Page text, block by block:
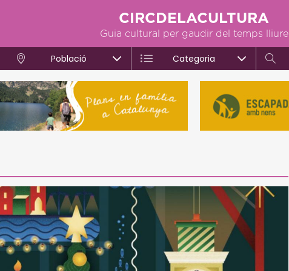
CIRCDELACULTURA
Guia cultural per gaudir del temps lliure
Població Categoria